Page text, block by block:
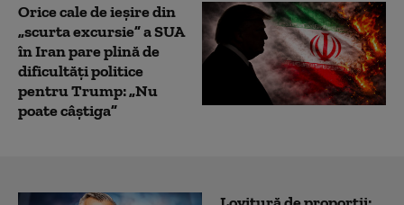
Orice cale de ieșire din
„scurta excursie” a SUA
în Iran pare plină de
dificultăți politice
pentru Trump: „Nu
poate câștiga”